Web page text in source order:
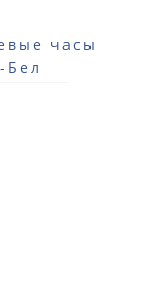
часы
Бел